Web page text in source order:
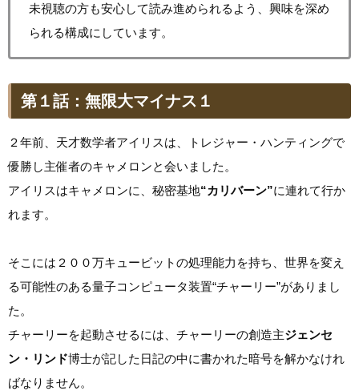
未視聴の方も安心して読み進められるよう、興味を深め
られる構成にしています。
第１話：無限大マイナス１
２年前、天才数学者アイリスは、トレジャー・ハンティングで
優勝し主催者のキャメロンと会いました。
アイリスはキャメロンに、秘密基地“カリバーン”に連れて行か
れます。
そこには２００万キュービットの処理能力を持ち、世界を変え
る可能性のある量子コンピュータ装置“チャーリー”がありまし
た。
チャーリーを起動させるには、チャーリーの創造主ジェンセ
ン・リンド博士が記した日記の中に書かれた暗号を解かなけれ
ばなりません。